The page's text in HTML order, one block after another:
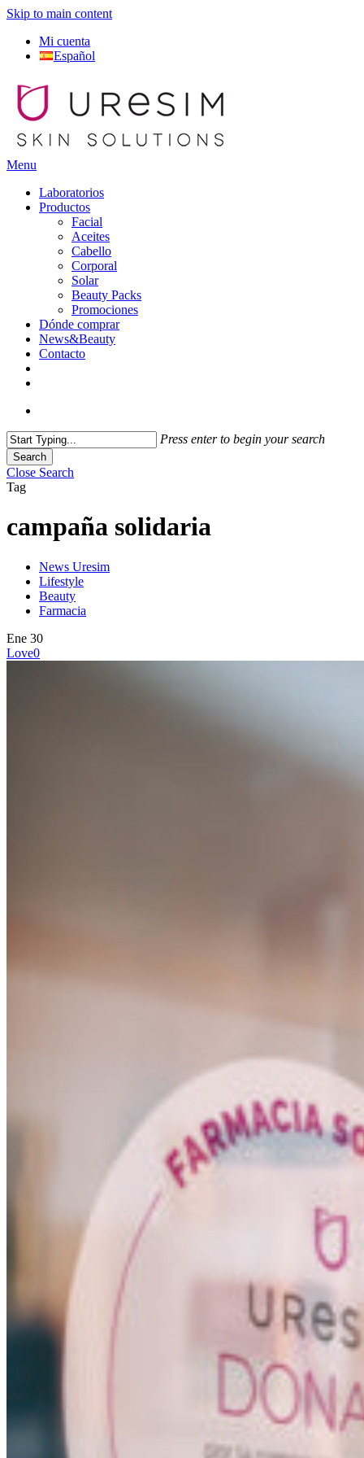
Skip to main content
Mi cuenta
Español
Menu
Laboratorios
Productos
Facial
Aceites
Cabello
Corporal
Solar
Beauty Packs
Promociones
Dónde comprar
News&Beauty
Contacto
Press enter to begin your search
Search
Close Search
Tag
campaña solidaria
News Uresim
Lifestyle
Beauty
Farmacia
Ene 30
Love0